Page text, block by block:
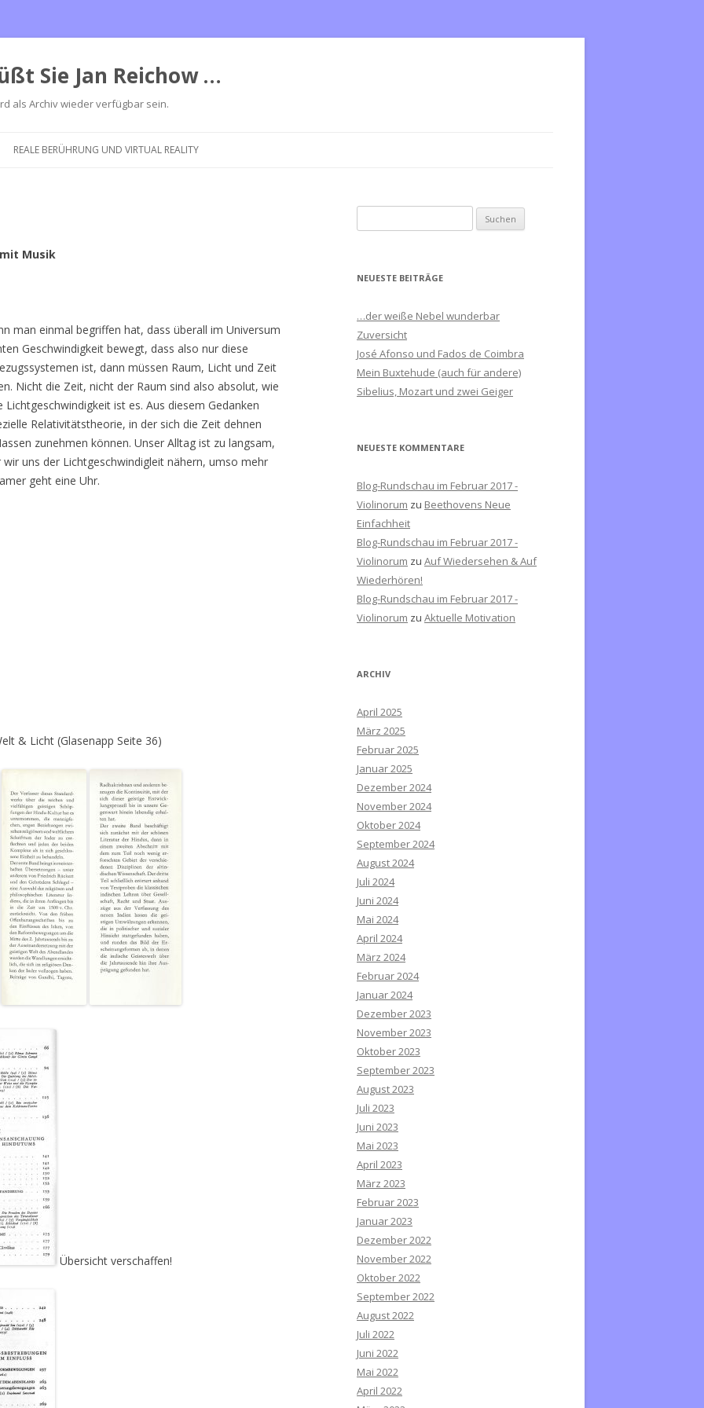
Sie Jan Reichow …
als Archiv wieder verfügbar sein.
Inhalt
REALE BERÜHRUNG UND VIRTUAL REALITY
Musik
man einmal begriffen hat, dass überall im Universum
Geschwindigkeit bewegt, dass also nur diese
ist, dann müssen Raum, Licht und Zeit
Nicht die Zeit, nicht der Raum sind also absolut, wie
ist es. Aus diesem Gedanken
Relativitätstheorie, in der sich die Zeit dehnen
zunehmen können. Unser Alltag ist zu langsam,
uns der Lichtgeschwindigleit nähern, umso mehr
geht eine Uhr.
& Licht (Glasenapp Seite 36)
Übersicht verschaffen!
u
h
n
a
c
h
NEUESTE BEITRÄGE
…der weiße Nebel wunderbar
Zuversicht
José Afonso und Fados de Coimbra
Mein Buxtehude (auch für andere)
Sibelius, Mozart und zwei Geiger
NEUESTE KOMMENTARE
Blog-Rundschau im Februar 2017 -
Violinorum zu Beethovens Neue
Einfachheit
Blog-Rundschau im Februar 2017 -
Violinorum zu Auf Wiedersehen & Auf
Wiederhören!
Blog-Rundschau im Februar 2017 -
Violinorum zu Aktuelle Motivation
ARCHIV
April 2025
März 2025
Februar 2025
Januar 2025
Dezember 2024
November 2024
Oktober 2024
September 2024
August 2024
Juli 2024
Juni 2024
Mai 2024
April 2024
März 2024
Februar 2024
Januar 2024
Dezember 2023
November 2023
Oktober 2023
September 2023
August 2023
Juli 2023
Juni 2023
Mai 2023
April 2023
März 2023
Februar 2023
Januar 2023
Dezember 2022
November 2022
Oktober 2022
September 2022
August 2022
Juli 2022
Juni 2022
Mai 2022
April 2022